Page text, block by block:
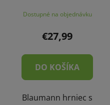
Dostupné na objednávku
€27,99
DO KOŠÍKA
Blaumann hrniec s